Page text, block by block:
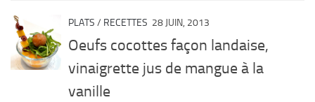
PLATS / RECETTES 28 JUIN, 2013
Oeufs cocottes façon landaise,
vinaigrette jus de mangue à la
vanille